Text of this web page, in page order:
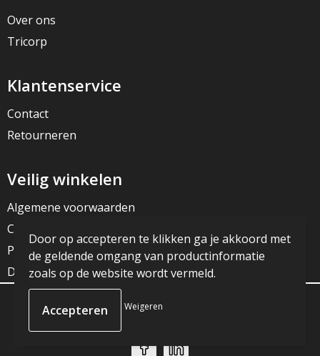
Over ons
Tricorp
Klantenservice
Contact
Retourneren
Veilig winkelen
Algemene voorwaarden
Cookieverklaring
Privacyverklaring
Disclaimer
© Copyright JG Reclame 2023
Door op accepteren te klikken ga je akkoord met
de geldende omgang van productinformatie
zoals op de website wordt vermeld.
Weigeren